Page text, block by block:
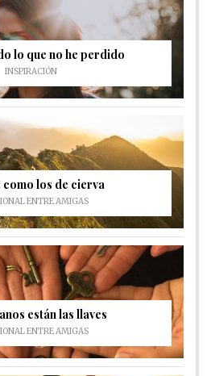
lo que no he perdido
INSPIRACIÓN
como los de cierva
ENTRE AMIGAS
están las llaves
ENTRE AMIGAS